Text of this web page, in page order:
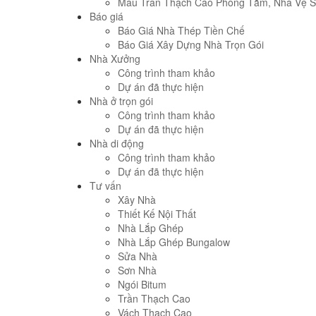
Báo giá
Báo Giá Nhà Thép Tiền Chế
Báo Giá Xây Dựng Nhà Trọn Gói
Nhà Xưởng
Công trình tham khảo
Dự án đã thực hiện
Nhà ở trọn gói
Công trình tham khảo
Dự án đã thực hiện
Nhà di động
Công trình tham khảo
Dự án đã thực hiện
Tư vấn
Xây Nhà
Thiết Kế Nội Thất
Nhà Lắp Ghép
Nhà Lắp Ghép Bungalow
Sửa Nhà
Sơn Nhà
Ngói Bitum
Trần Thạch Cao
Vách Thạch Cao